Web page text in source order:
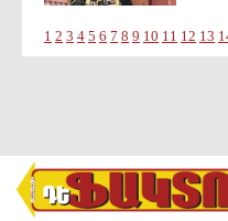
1 2 3 4 5 6 7 8 9 10 11 12 13